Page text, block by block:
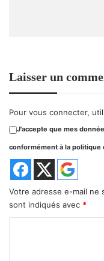
Laisser un
Pour vous connecter,
J'accepte que mes
conformément à la politique
Votre adresse e-mail ne
sont indiqués avec *